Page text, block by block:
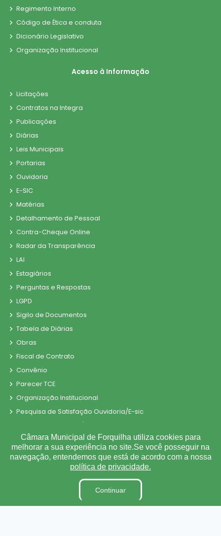
Regimento Interno
Código de Ética e conduta
Dicionário Legislativo
Organização Institucional
Acesso à Informação
Licitações
Contratos na Integra
Publicações
Diárias
Leis Municipais
Portarias
Ouvidoria
E-SIC
Matérias
Detalhamento de Pessoal
Contra-Cheque Online
Radar da Transparência
LAI
Estagiários
Perguntas e Respostas
LGPD
Sigilo de Documentos
Tabela de Diárias
Obras
Fiscal de Contrato
Convênio
Parecer TCE
Organização Institucional
Pesquisa de Satisfação Ouvidoria/E-sic
Processo de Contratação Eletrônico
Tabela de Diárias
Relatório de Gestão Municipal
Verbas Indenizatórias
Câmara Municipal de Forquilha utiliza cookies para
melhorar a sua experiência no site.Se você posseguir na
navegação, entendemos que está de acordo com a nossa
política de privacidade.
Continuar